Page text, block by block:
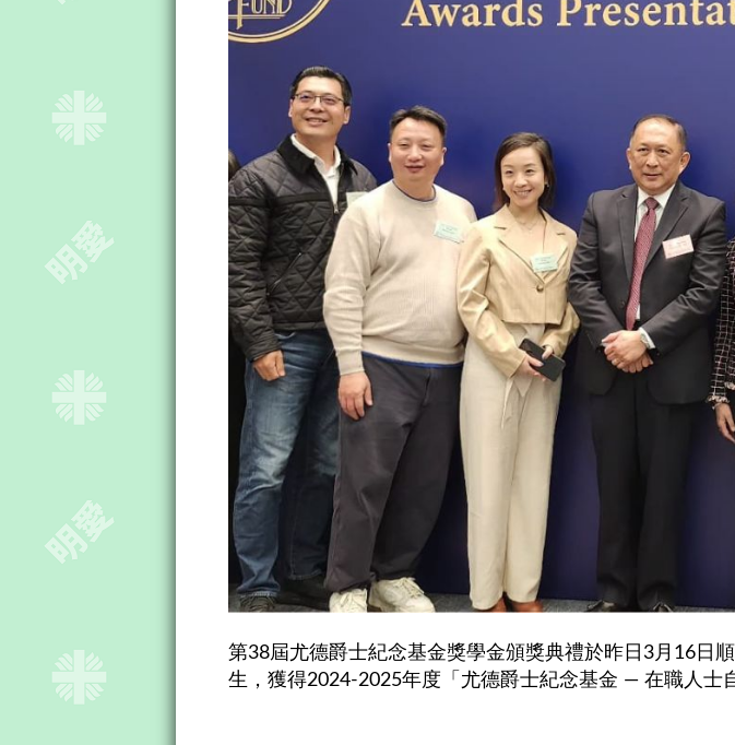
第38屆尤德爵士紀念基金獎學金頒獎典禮於昨日3月16日
生，獲得2024-2025年度「尤德爵士紀念基金 — 在職人士